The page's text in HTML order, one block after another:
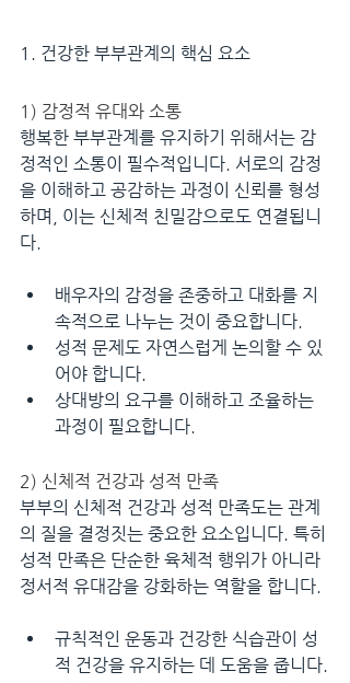
1. 건강한 부부관계의 핵심 요소
1) 감정적 유대와 소통
행복한 부부관계를 유지하기 위해서는 감
정적인 소통이 필수적입니다. 서로의 감정
을 이해하고 공감하는 과정이 신뢰를 형성
하며, 이는 신체적 친밀감으로도 연결됩니
다.
배우자의 감정을 존중하고 대화를 지
속적으로 나누는 것이 중요합니다.
성적 문제도 자연스럽게 논의할 수 있
어야 합니다.
상대방의 요구를 이해하고 조율하는
과정이 필요합니다.
2) 신체적 건강과 성적 만족
부부의 신체적 건강과 성적 만족도는 관계
의 질을 결정짓는 중요한 요소입니다. 특히
성적 만족은 단순한 육체적 행위가 아니라
정서적 유대감을 강화하는 역할을 합니다.
규칙적인 운동과 건강한 식습관이 성
적 건강을 유지하는 데 도움을 줍니다.